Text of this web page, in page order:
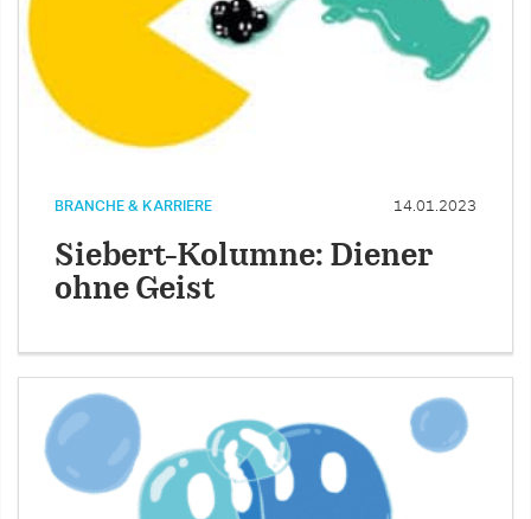
BRANCHE & KARRIERE 14.01.2023
Siebert-Kolumne: Diener
ohne Geist